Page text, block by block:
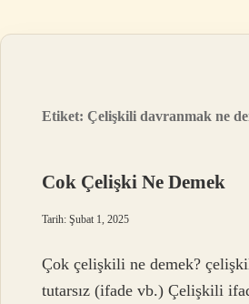
Etiket:Çelişkili davranmak ne
Cok Çelişki Ne Demek
Tarih: Şubat 1, 2025
Çok çelişkili ne demek?
tutarsız (ifade vb.) Çelişkili